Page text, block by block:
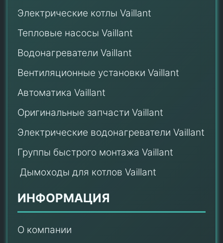
Электрические котлы Vaillant
Тепловые насосы Vaillant
Водонагреватели Vaillant
Вентиляционные установки Vaillant
Автоматика Vaillant
Оригинальные запчасти Vaillant
Электрические водонагреватели Vaillant
Группы быстрого монтажа Vaillant
Дымоходы для котлов Vaillant
ИНФОРМАЦИЯ
О компании